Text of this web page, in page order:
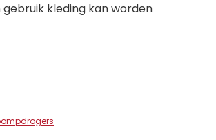
kleding kan worden